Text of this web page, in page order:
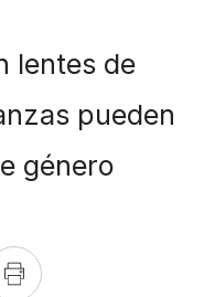
lentes de
pueden
género